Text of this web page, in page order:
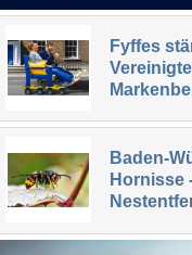
Fyffes
Baden-
Hornisse